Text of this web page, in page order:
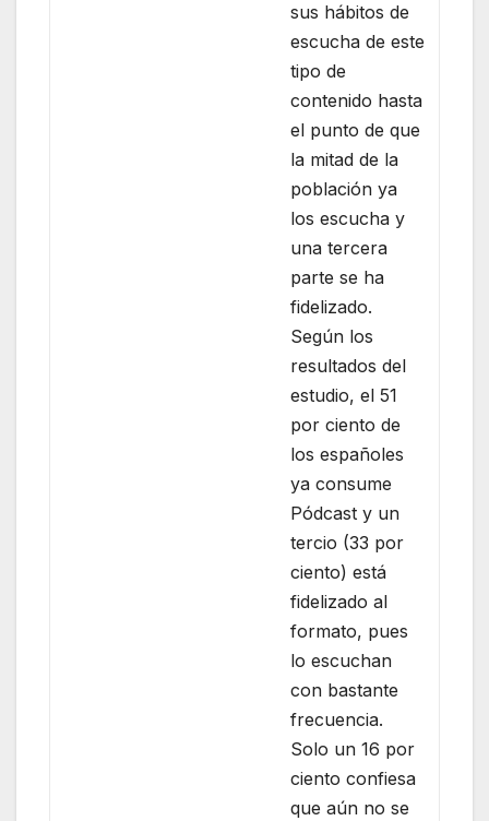
sus hábitos de
escucha de este
tipo de
contenido hasta
el punto de que
la mitad de la
población ya
los escucha y
una tercera
parte se ha
fidelizado.
Según los
resultados del
estudio, el 51
por ciento de
los españoles
ya consume
Pódcast y un
tercio (33 por
ciento) está
fidelizado al
formato, pues
lo escuchan
con bastante
frecuencia.
Solo un 16 por
ciento confiesa
que aún no se